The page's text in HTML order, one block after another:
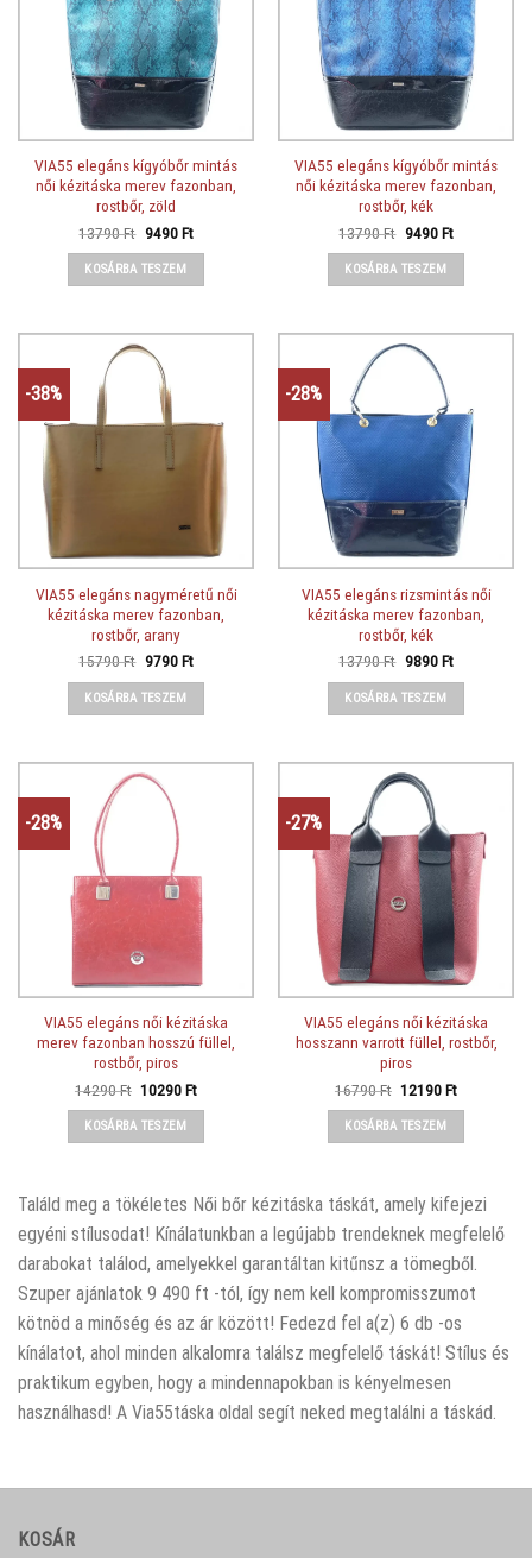
VIA55 elegáns kígyóbőr mintás
női kézitáska merev fazonban,
rostbőr, zöld
13790Ft Original
was:
13790 Ft.
9490FtCurrent
KOSÁRBA TESZEM
VIA55 elegáns kígyóbőr mintás
női kézitáska merev fazonban,
rostbőr, kék
13790Ft Original
was:
13790 Ft.
9490FtCurrent
KOSÁRBA TESZEM
-38%
VIA55 elegáns nagyméretű női
kézitáska merev fazonban,
rostbőr, arany
15790Ft Original
was:
15790 Ft.
9790FtCurrent
KOSÁRBA TESZEM
-28%
VIA55 elegáns rizsmintás női
kézitáska merev fazonban,
rostbőr, kék
13790Ft Original
was:
13790 Ft.
9890FtCurrent
KOSÁRBA TESZEM
-28%
VIA55 elegáns női kézitáska
merev fazonban hosszú füllel,
rostbőr, piros
14290Ft Original
was:
14290 Ft.
10290FtCurrent
KOSÁRBA TESZEM
-27%
VIA55 elegáns női kézitáska
hosszann varrott füllel, rostbőr,
piros
16790Ft Original
was:
16790 Ft.
12190FtCurrent
KOSÁRBA TESZEM
Találd meg a tökéletes Női bőr kézitáska táskát, amely kifejezi
egyéni stílusodat! Kínálatunkban a legújabb trendeknek megfelelő
darabokat találod, amelyekkel garantáltan kitűnsz a tömegből.
Szuper ajánlatok 9 490 ft -tól, így nem kell kompromisszumot
kötnöd a minőség és az ár között! Fedezd fel a(z) 6 db -os
kínálatot, ahol minden alkalomra találsz megfelelő táskát! Stílus és
praktikum egyben, hogy a mindennapokban is kényelmesen
használhasd! A Via55táska oldal segít neked megtalálni a táskád.
KOSÁR